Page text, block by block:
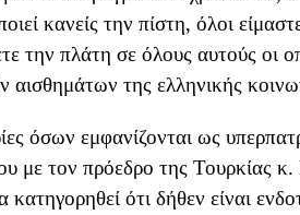
κανείς την πίστη, όλοι
την πλάτη σε όλους αυτούς οι
αισθημάτων της ελληνικής
όσων εμφανίζονται ως
με τον πρόεδρο της Τουρκίας
ότι δήθεν είναι